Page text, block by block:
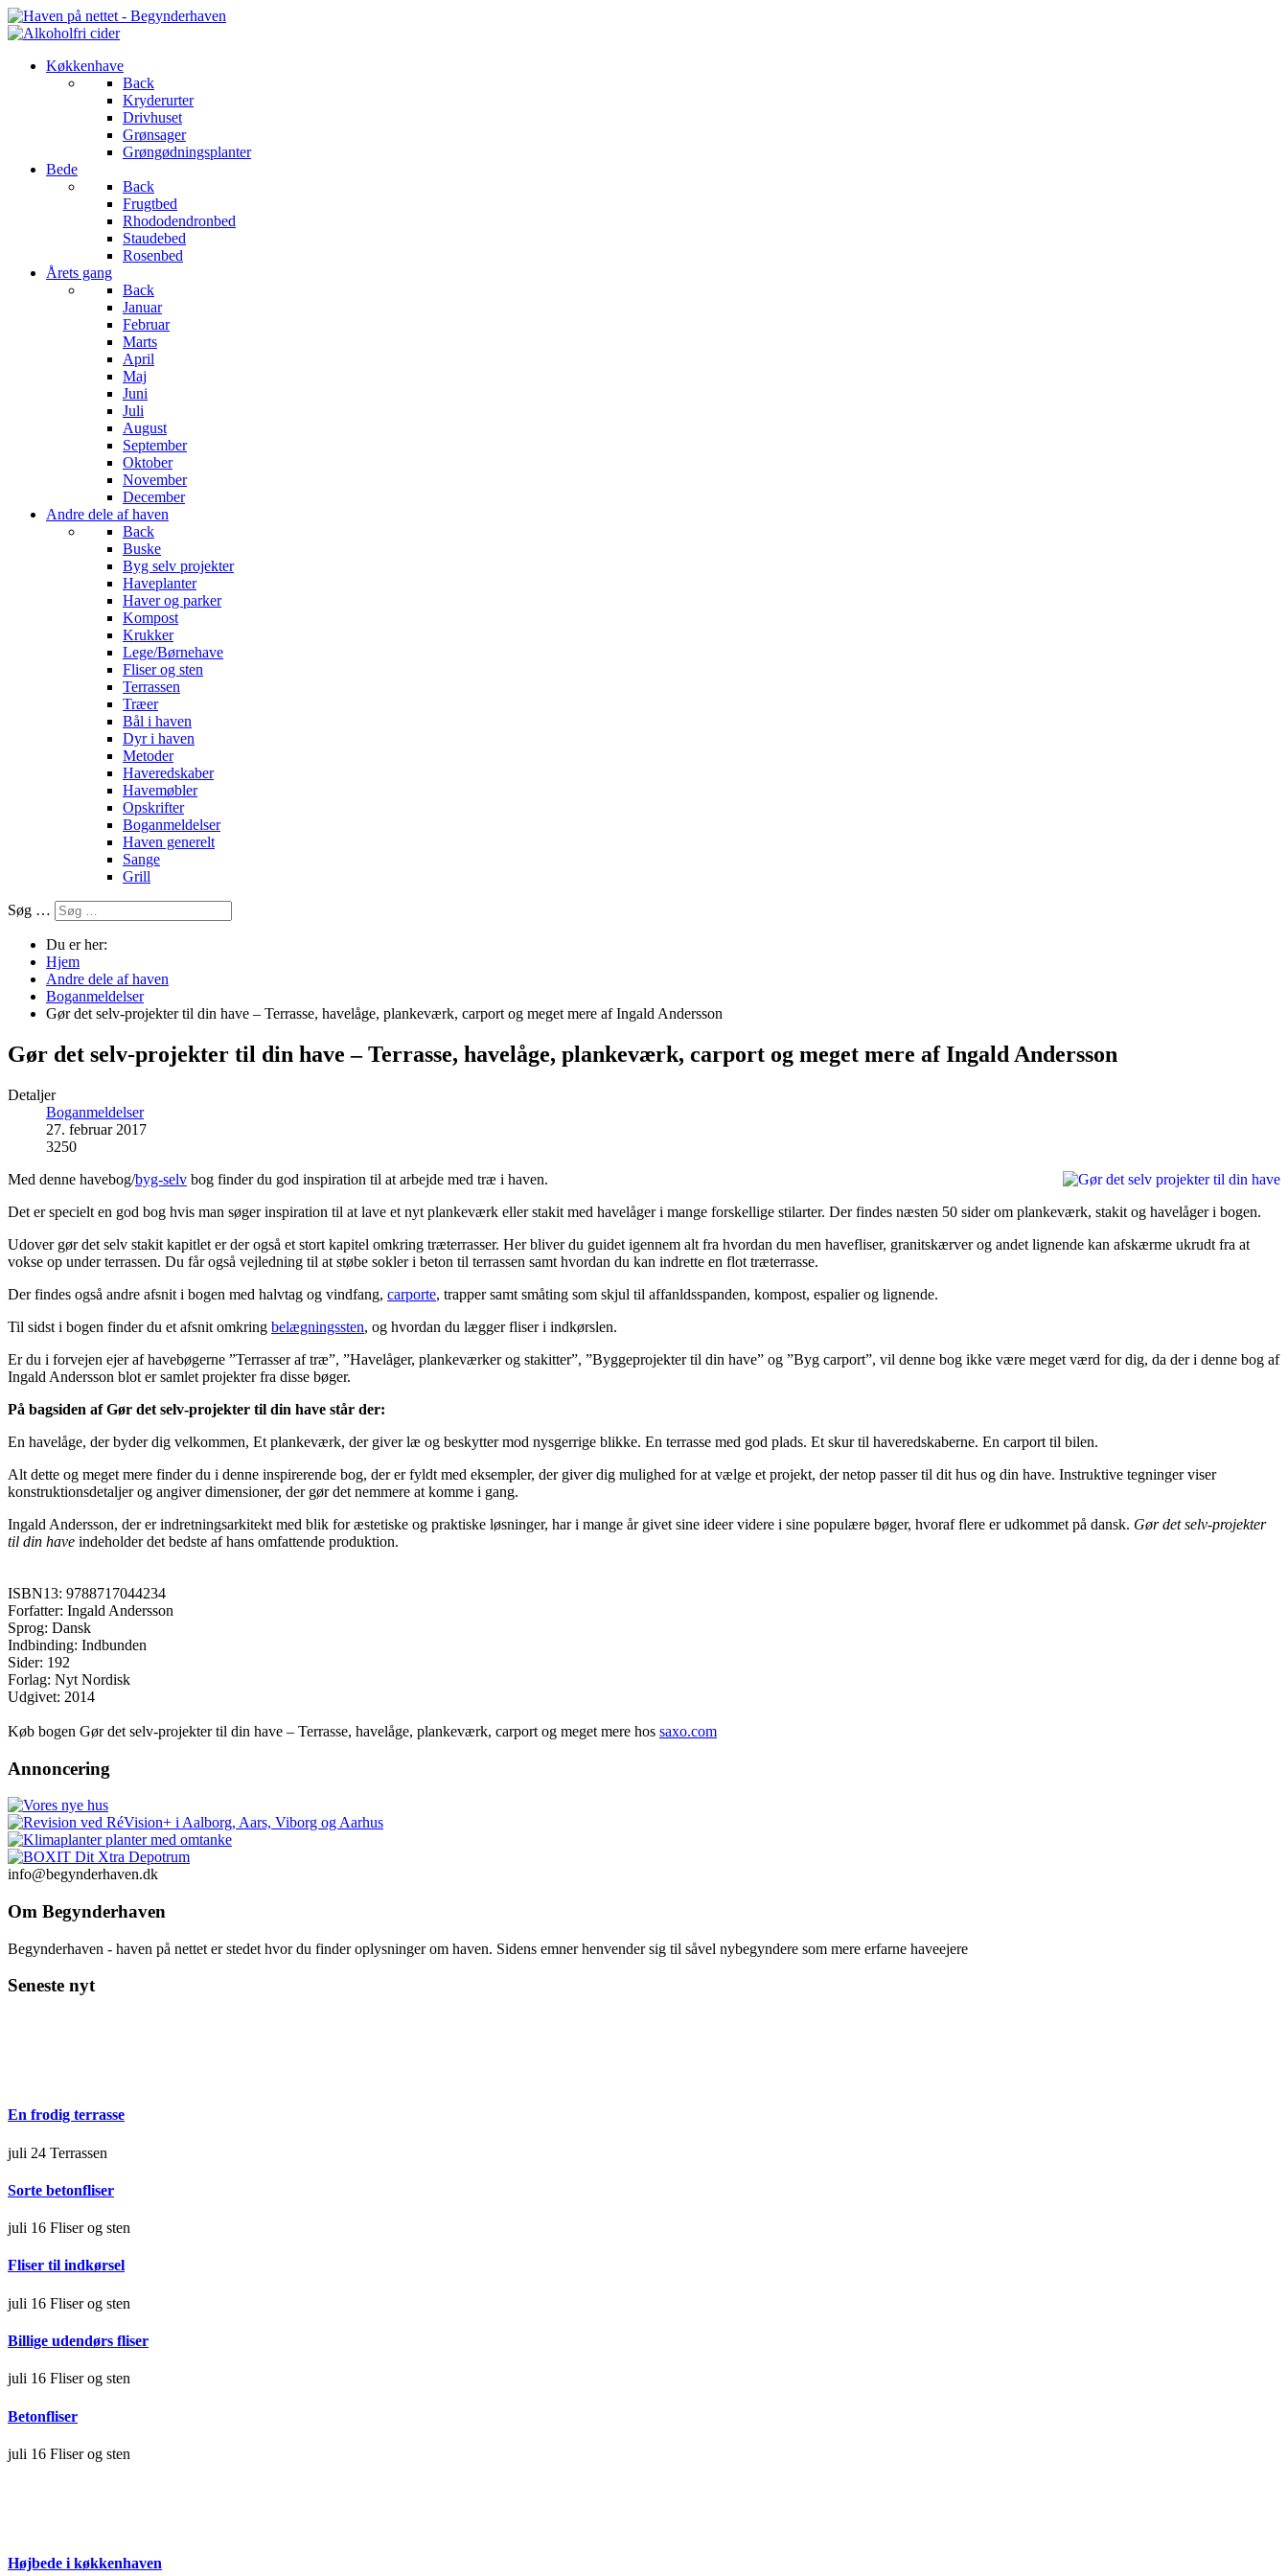
Køkkenhave
Back
Kryderurter
Drivhuset
Grønsager
Grøngødningsplanter
Bede
Back
Frugtbed
Rhododendronbed
Staudebed
Rosenbed
Årets gang
Back
Januar
Februar
Marts
April
Maj
Juni
Juli
August
September
Oktober
November
December
Andre dele af haven
Back
Buske
Byg selv projekter
Haveplanter
Haver og parker
Kompost
Krukker
Lege/Børnehave
Fliser og sten
Terrassen
Træer
Bål i haven
Dyr i haven
Metoder
Haveredskaber
Havemøbler
Opskrifter
Boganmeldelser
Haven generelt
Sange
Grill
Søg …
Du er her:
Hjem
Andre dele af haven
Boganmeldelser
Gør det selv-projekter til din have – Terrasse, havelåge, plankeværk, carport og meget mere af Ingald Andersson
Gør det selv-projekter til din have – Terrasse, havelåge, plankeværk, carport og meget mere af Ingald Andersson
Detaljer
Boganmeldelser
27. februar 2017
3250
Med denne havebog/byg-selv bog finder du god inspiration til at arbejde med træ i haven.
Det er specielt en god bog hvis man søger inspiration til at lave et nyt plankeværk eller stakit med havelåger i mange forskellige stilarter. Der findes næsten 50 sider om plankeværk, stakit og havelåger i bogen.
Udover gør det selv stakit kapitlet er der også et stort kapitel omkring træterrasser. Her bliver du guidet igennem alt fra hvordan du men havefliser, granitskærver og andet lignende kan afskærme ukrudt fra at
vokse op under terrassen. Du får også vejledning til at støbe sokler i beton til terrassen samt hvordan du kan indrette en flot træterrasse.
Der findes også andre afsnit i bogen med halvtag og vindfang, carporte, trapper samt småting som skjul til affanldsspanden, kompost, espalier og lignende.
Til sidst i bogen finder du et afsnit omkring belægningssten, og hvordan du lægger fliser i indkørslen.
Er du i forvejen ejer af havebøgerne ”Terrasser af træ”, ”Havelåger, plankeværker og stakitter”, ”Byggeprojekter til din have” og ”Byg carport”, vil denne bog ikke være meget værd for dig, da der i denne bog af
Ingald Andersson blot er samlet projekter fra disse bøger.
På bagsiden af Gør det selv-projekter til din have står der:
En havelåge, der byder dig velkommen, Et plankeværk, der giver læ og beskytter mod nysgerrige blikke. En terrasse med god plads. Et skur til haveredskaberne. En carport til bilen.
Alt dette og meget mere finder du i denne inspirerende bog, der er fyldt med eksempler, der giver dig mulighed for at vælge et projekt, der netop passer til dit hus og din have. Instruktive tegninger viser
konstruktionsdetaljer og angiver dimensioner, der gør det nemmere at komme i gang.
Ingald Andersson, der er indretningsarkitekt med blik for æstetiske og praktiske løsninger, har i mange år givet sine ideer videre i sine populære bøger, hvoraf flere er udkommet på dansk. Gør det selv-projekter
til din have indeholder det bedste af hans omfattende produktion.
ISBN13: 9788717044234
Forfatter: Ingald Andersson
Sprog: Dansk
Indbinding: Indbunden
Sider: 192
Forlag: Nyt Nordisk
Udgivet: 2014
Køb bogen Gør det selv-projekter til din have – Terrasse, havelåge, plankeværk, carport og meget mere hos saxo.com
Annoncering
info@begynderhaven.dk
Om Begynderhaven
Begynderhaven - haven på nettet er stedet hvor du finder oplysninger om haven. Sidens emner henvender sig til såvel nybegyndere som mere erfarne haveejere
Seneste nyt
En frodig terrasse
juli 24 Terrassen
Sorte betonfliser
juli 16 Fliser og sten
Fliser til indkørsel
juli 16 Fliser og sten
Billige udendørs fliser
juli 16 Fliser og sten
Betonfliser
juli 16 Fliser og sten
Højbede i køkkenhaven